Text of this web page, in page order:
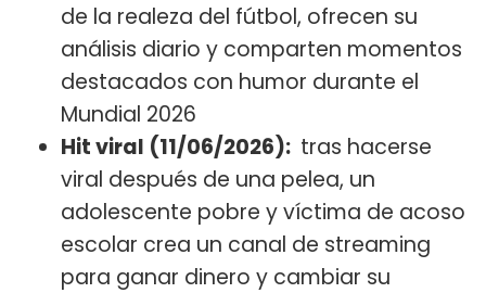
de la realeza del fútbol, ofrecen su
análisis diario y comparten momentos
destacados con humor durante el
Mundial 2026
Hit viral (11/06/2026): tras hacerse
viral después de una pelea, un
adolescente pobre y víctima de acoso
escolar crea un canal de streaming
para ganar dinero y cambiar su